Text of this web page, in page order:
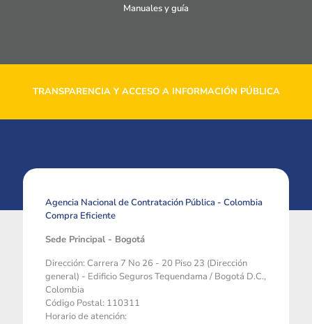
Manuales y guía
TRANSPARENCIA Y ACCESO A INFORMACIÓN PÚBLICA
Agencia Nacional de Contratación Pública - Colombia
Compra Eficiente
Sede Principal - Bogotá
Dirección: Carrera 7 No 26 - 20 Piso 23 (Dirección
general) - Edificio Seguros Tequendama / Bogotá D.C.,
Colombia
Código Postal: 110311
Horario de atención: